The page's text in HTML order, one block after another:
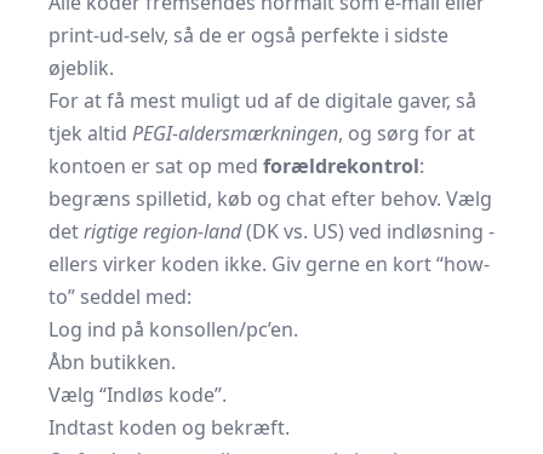
print-ud-selv, så de er også perfekte i sidste
øjeblik.
For at få mest muligt ud af de digitale gaver, så
tjek altid PEGI-aldersmærkningen, og sørg for at
kontoen er sat op med forældrekontrol:
begræns spilletid, køb og chat efter behov. Vælg
detrigtige region-land(DK vs. US) ved indløsning -
ellers virker koden ikke. Giv gerne en kort “how-
to” seddel med:
Log ind på konsollen/pc’en.
Åbn butikken.
Vælg “Indløs kode”.
Indtast koden og bekræft.